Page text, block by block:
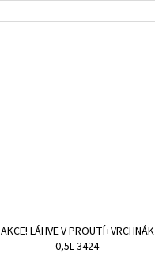
AKCE! LÁHVE V PROUTÍ+VRCHNÁK
0,5L 3424